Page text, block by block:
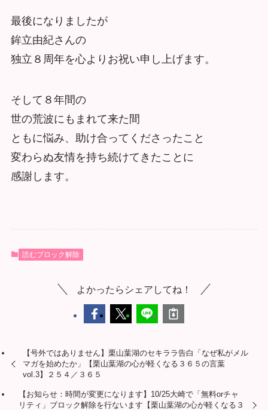
最後になりましたが
鉾立由紀さんの
独立８周年を心よりお祝い申し上げます。
そして８年間の
世の荒波にもまれて来た間
ともに悩み、助け合ってくださったこと
変わらぬ友情を持ち続けてきたことに
感謝します。
読むブロック解除
よかったらシェアしてね！
【号外ではありません】栗山葉湖のセキララ告白「なぜ私がメル
マガを始めたか」【栗山葉湖の心が軽くなる３６５の言葉
vol.3】２５４／３６５
【お知らせ：時間が変更になります】10/25大崎で「無料orチャ
リティ」ブロック解除を行ないます【栗山葉湖の心が軽くなる３